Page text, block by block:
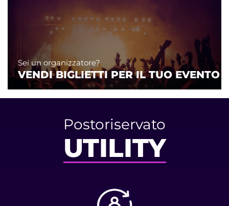
Sei un organizzatore?
VENDI BIGLIETTI PER IL TUO EVENTO
Postoriservato
UTILITY